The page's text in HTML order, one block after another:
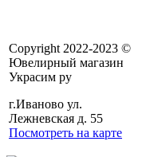
Copyright 2022-2023 ©
Ювелирный магазин
Украсим ру
г.Иваново ул.
Лежневская д. 55
Посмотреть на карте